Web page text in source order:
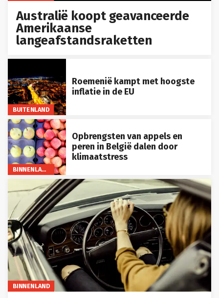
Australië koopt geavanceerde
Amerikaanse
langeafstandsraketten
BUITENLAND
Roemenië kampt met hoogste
inflatie in de EU
BINNENLAND
Opbrengsten van appels en
peren in België dalen door
klimaatstress
BINNENLAND